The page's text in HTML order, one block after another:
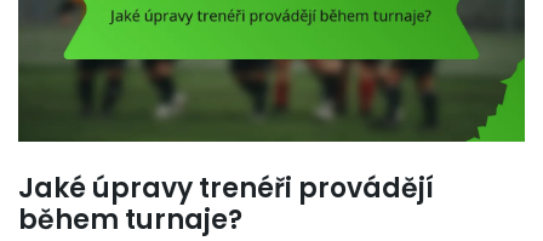
Jaké úpravy trenéři provádějí
během turnaje?